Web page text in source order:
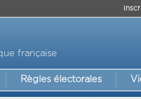
française
Règles électorales